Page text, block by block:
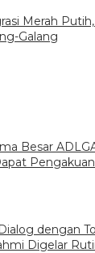
Merah
Galang
Besar
dengan
Digelar